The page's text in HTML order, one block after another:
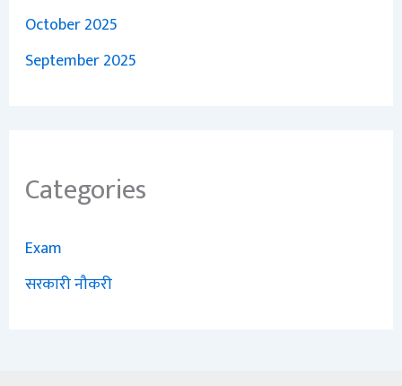
October 2025
September 2025
Categories
Exam
सरकारी नौकरी